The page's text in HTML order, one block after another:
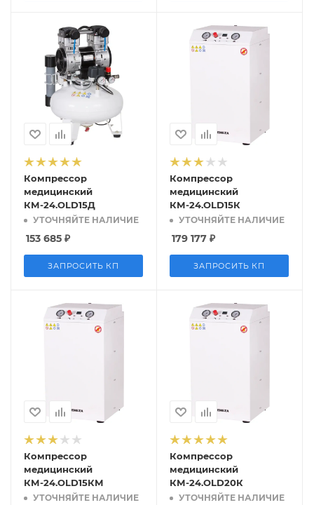
Компрессор
медицинский
КМ-24.OLD15Д
УТОЧНЯЙТЕ НАЛИЧИЕ
153 685 ₽
ЗАПРОСИТЬ КП
Компрессор
медицинский
КМ-24.OLD15К
УТОЧНЯЙТЕ НАЛИЧИЕ
179 177 ₽
ЗАПРОСИТЬ КП
Компрессор
медицинский
КМ-24.OLD15КМ
УТОЧНЯЙТЕ НАЛИЧИЕ
Компрессор
медицинский
КМ-24.OLD20К
УТОЧНЯЙТЕ НАЛИЧИЕ